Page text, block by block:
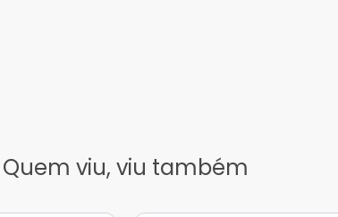
Quem viu, viu também